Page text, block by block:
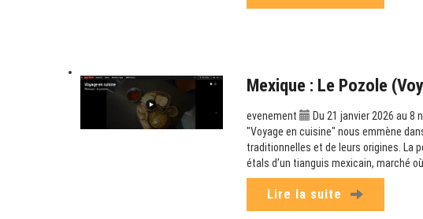
Mexique : Le Pozole
evenement
Du 21 janvier 2026 au 8
"Voyage en cuisine" nous emmène
traditionnelles et de leurs origines. La
étals d’un tianguis mexicain, marché
Lire la suite